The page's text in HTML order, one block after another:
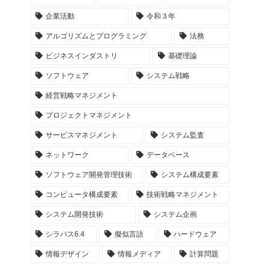
企業活動 令和３年
アルゴリズムとプログラミング 法務
ビジネスインダストリ 基礎理論
ソフトウェア システム戦略
経営戦略マネジメント
プロジェクトマネジメント
サービスマネジメント システム監査
ネットワーク データベース
ソフトウェア開発管理技術 システム構成要素
コンピュータ構成要素 技術戦略マネジメント
システム開発技術 システム企画
シラバス6.4 擬似言語 ハードウェア
情報デザイン 情報メディア 計算問題